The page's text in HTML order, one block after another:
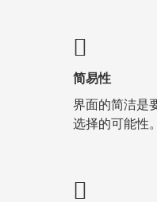
简易性
界面的简洁是
选择的可能性。